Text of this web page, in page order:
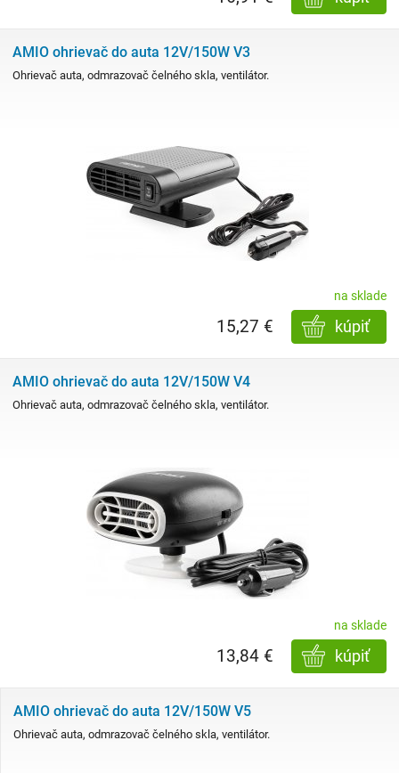
AMIO ohrievač do auta 12V/150W V3
Ohrievač auta, odmrazovač čelného skla, ventilátor.
na sklade
kúpiť
15,27 €
AMIO ohrievač do auta 12V/150W V4
Ohrievač auta, odmrazovač čelného skla, ventilátor.
na sklade
kúpiť
13,84 €
AMIO ohrievač do auta 12V/150W V5
Ohrievač auta, odmrazovač čelného skla, ventilátor.